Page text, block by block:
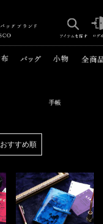
手帳
おすすめ順